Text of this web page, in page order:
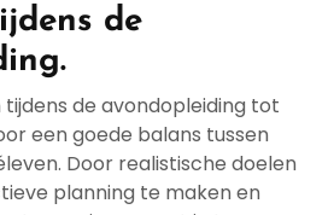
de
tijdens de avondopleiding tot
een goede balans tussen
Door realistische doelen
planning te maken en